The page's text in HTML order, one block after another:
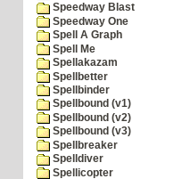
Speedway Blast
Speedway One
Spell A Graph
Spell Me
Spellakazam
Spellbetter
Spellbinder
Spellbound (v1)
Spellbound (v2)
Spellbound (v3)
Spellbreaker
Spelldiver
Spellicopter